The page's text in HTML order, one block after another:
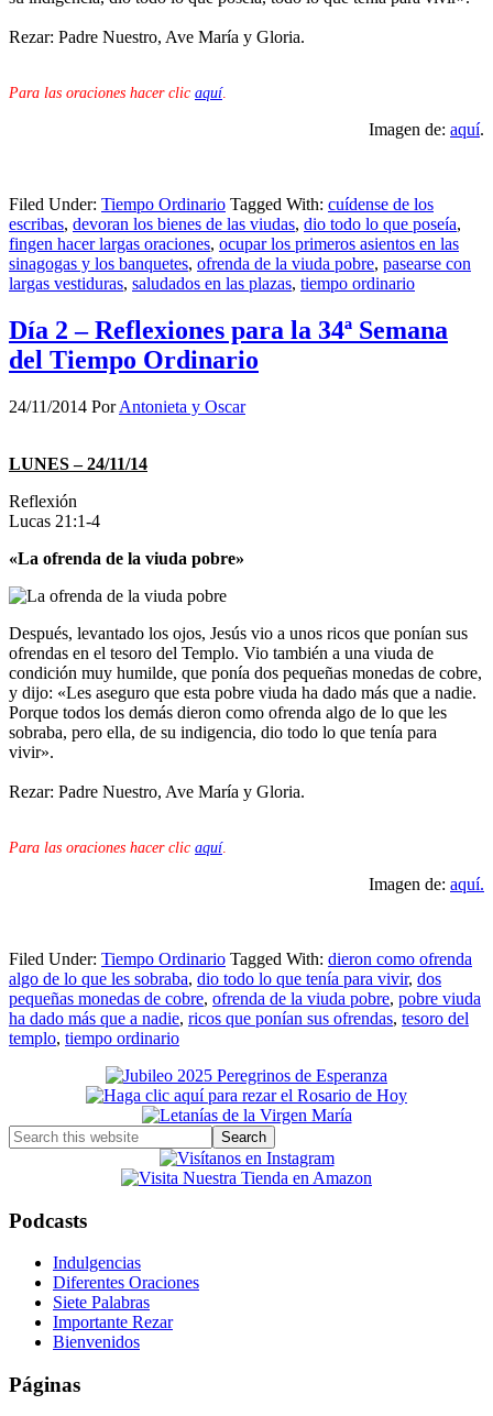
Rezar: Padre Nuestro, Ave María y Gloria.
Para las oraciones hacer clic aquí.
Imagen de: aquí.
Filed Under: Tiempo Ordinario Tagged With: cuídense de los
escribas, devoran los bienes de las viudas, dio todo lo que poseía,
fingen hacer largas oraciones, ocupar los primeros asientos en las
sinagogas y los banquetes, ofrenda de la viuda pobre, pasearse con
largas vestiduras, saludados en las plazas, tiempo ordinario
Día 2 – Reflexiones para la 34ª Semana
del Tiempo Ordinario
24/11/2014 PorAntonieta y Oscar
LUNES – 24/11/14
Reflexión
Lucas 21:1-4
«La ofrenda de la viuda pobre»
Después, levantado los ojos, Jesús vio a unos ricos que ponían sus
ofrendas en el tesoro del Templo. Vio también a una viuda de
condición muy humilde, que ponía dos pequeñas monedas de cobre,
y dijo: «Les aseguro que esta pobre viuda ha dado más que a nadie.
Porque todos los demás dieron como ofrenda algo de lo que les
sobraba, pero ella, de su indigencia, dio todo lo que tenía para
vivir».
Rezar: Padre Nuestro, Ave María y Gloria.
Para las oraciones hacer clic aquí.
Imagen de: aquí.
Filed Under: Tiempo Ordinario Tagged With: dieron como ofrenda
algo de lo que les sobraba, dio todo lo que tenía para vivir, dos
pequeñas monedas de cobre, ofrenda de la viuda pobre, pobre viuda
ha dado más que a nadie, ricos que ponían sus ofrendas, tesoro del
templo, tiempo ordinario
Primary
Sidebar
Search
this
Podcasts
Indulgencias
Diferentes Oraciones
Siete Palabras
Importante Rezar
Bienvenidos
Páginas